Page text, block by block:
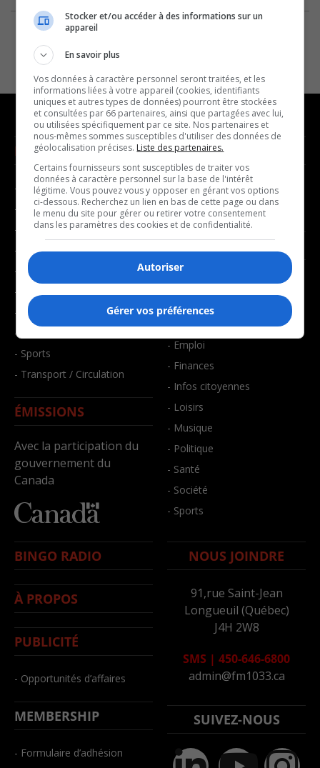
NOUVELLES
- Affaires municipales
- Communauté / Social
- Culture
- Économie
- Éducation
- Environnement
- Faits divers
- Santé et bien-être
- Sports
- Transport / Circulation
ÉMISSIONS
Avec la participation du
gouvernement du
Canada
MUSIQUE
- Décompte franco
- Joué récemment
BALADOS
- Affaires
- Art de vivre
- Bien-être
- Emploi
- Finances
- Infos citoyennes
- Loisirs
- Musique
- Politique
- Santé
- Société
- Sports
BINGO RADIO
À PROPOS
PUBLICITÉ
- Opportunités d’affaires
MEMBERSHIP
- Formulaire d’adhésion
NOUS JOINDRE
91,rue Saint-Jean
Longueuil (Québec)
J4H 2W8
SMS | 450-646-6800
admin@fm1033.ca
SUIVEZ-NOUS
Stocker et/ou accéder à des informations sur un
appareil
En savoir plus
Vos données à caractère personnel seront traitées, et les
informations liées à votre appareil (cookies, identifiants
uniques et autres types de données) pourront être stockées
et consultées par 66 partenaires, ainsi que partagées avec lui,
ou utilisées spécifiquement par ce site. Nos partenaires et
nous-mêmes sommes susceptibles d'utiliser des données de
géolocalisation précises. Liste des partenaires.
Certains fournisseurs sont susceptibles de traiter vos
données à caractère personnel sur la base de l'intérêt
légitime. Vous pouvez vous y opposer en gérant vos options
ci-dessous. Recherchez un lien en bas de cette page ou dans
le menu du site pour gérer ou retirer votre consentement
dans les paramètres des cookies et de confidentialité.
Autoriser
Gérer vos préférences